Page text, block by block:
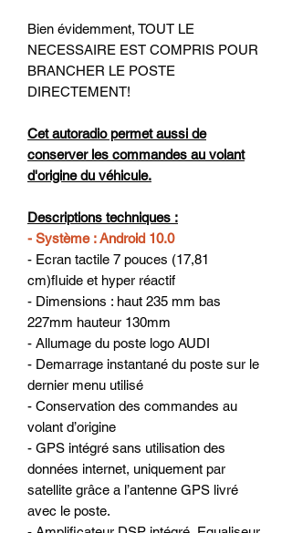
Bien évidemment, TOUT LE
NECESSAIRE EST COMPRIS POUR
BRANCHER LE POSTE
DIRECTEMENT!
Cet autoradio permet aussi de
conserver les commandes au volant
d'origine du véhicule.
Descriptions techniques :
- Système : Android 10.0
- Ecran tactile 7 pouces (17,81
cm)fluide et hyper réactif
- Dimensions : haut 235 mm bas
227mm hauteur 130mm
- Allumage du poste logo AUDI
- Demarrage instantané du poste sur le
dernier menu utilisé
- Conservation des commandes au
volant d’origine
- GPS intégré sans utilisation des
données internet, uniquement par
satellite grâce a l’antenne GPS livré
avec le poste.